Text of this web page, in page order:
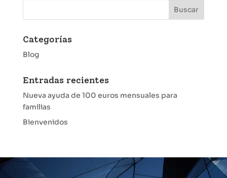
Categorías
Blog
Entradas recientes
Nueva ayuda de 100 euros mensuales para
familias
Bienvenidos